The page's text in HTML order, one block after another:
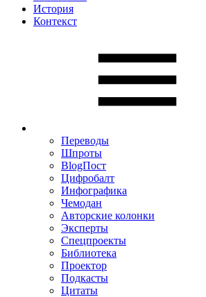
История
Контекст
Переводы
Шпроты
BlogПост
Цифробалт
Инфографика
Чемодан
Авторские колонки
Эксперты
Спецпроекты
Библиотека
Проектор
Подкасты
Цитаты